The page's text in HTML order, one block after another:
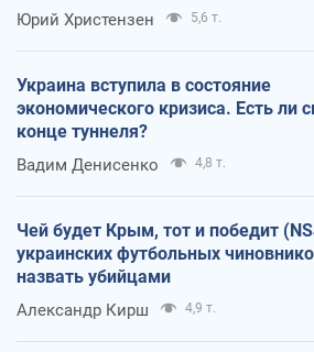
Юрий Христензен 5,6 т.
Украина вступила в состояние
экономического кризиса. Есть ли
конце туннеля?
Вадим Денисенко 4,8 т.
Чей будет Крым, тот и победит
украинских футбольных
назвать убийцами
Александр Кирш 4,9 т.